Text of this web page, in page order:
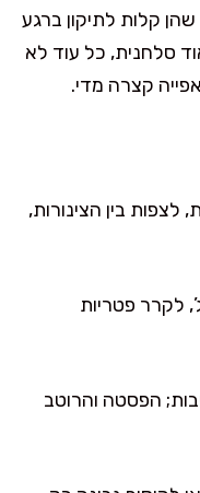
קלות לתיקון ברגע
סלחנית, כל עוד לא
קצרה מדי.
בין הצינורות,
לקרר פטריות
הפסטה והרוטב